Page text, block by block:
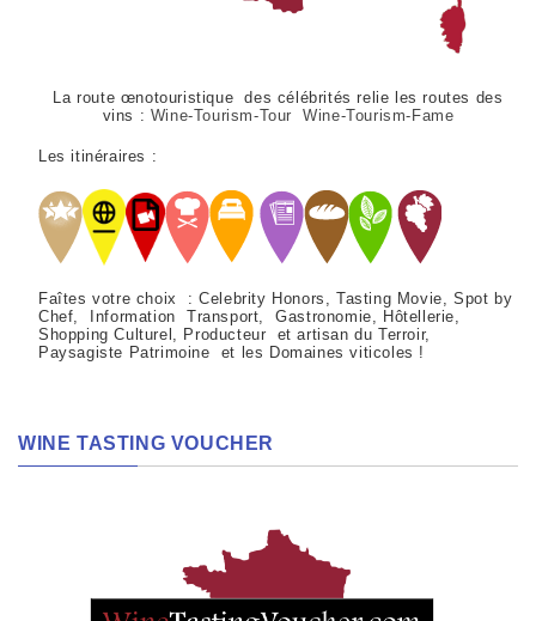
La route œnotouristique des célébrités relie les routes des
vins : Wine-Tourism-Tour Wine-Tourism-Fame
Les itinéraires :
Faîtes votre choix : Celebrity Honors, Tasting Movie, Spot by
Chef, Information Transport, Gastronomie, Hôtellerie,
Shopping Culturel, Producteur et artisan du Terroir,
Paysagiste Patrimoine et les Domaines viticoles !
WINE TASTING VOUCHER